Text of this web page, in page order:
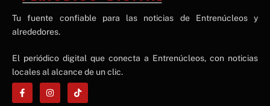
NE
NEWS ELEMENTOR
Tu fuente confiable para las noticias de Entrenúcleos y
alrededores.
El periódico digital que conecta a Entrenúcleos, con noticias
locales al alcance de un clic.